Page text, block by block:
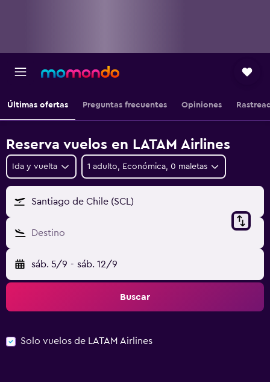
Últimas ofertas Preguntas frecuentes Opiniones
Reserva vuelos en LATAM Airlines
Ida y vuelta 1 adulto, Económica, 0 maletas
Santiago de Chile (SCL)
Destino
sáb. 5/9 - sáb. 12/9
Buscar
Solo vuelos de LATAM Airlines